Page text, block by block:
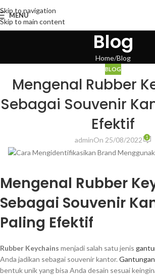
Skip to navigation
Skip to main content
MENU
Blog
Home Blog
BLOG
Mengenal Rubber
Sebagai Souvenir
Efektif
adminOn 25/08/2022 1
Mengenal Rubber
Sebagai Souvenir
Paling Efektif
Rubber Keychains menjadi salah satu jenis
Anda jadikan sebagai souvenir kantor.
bentuk unik yang bisa Anda desain sesuai